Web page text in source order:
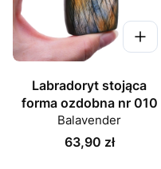
Labradoryt stojąca
forma ozdobna nr 010
Balavender
Cena
63,90 zł